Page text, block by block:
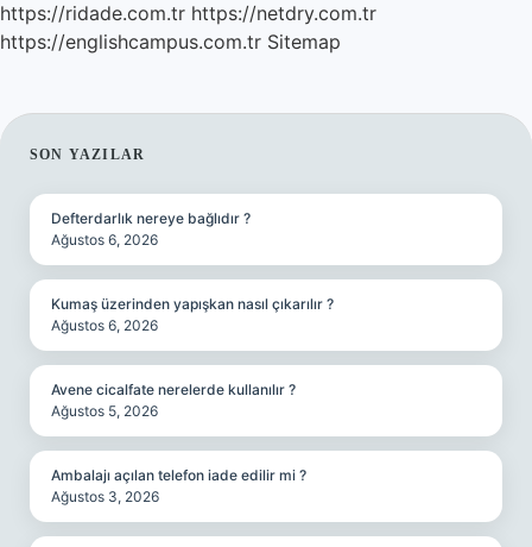
https://ridade.com.tr https://netdry.com.tr
https://englishcampus.com.tr Sitemap
SIDEBAR
SON YAZILAR
Defterdarlık nereye bağlıdır ?
Ağustos 6, 2026
Kumaş üzerinden yapışkan nasıl çıkarılır ?
Ağustos 6, 2026
Avene cicalfate nerelerde kullanılır ?
Ağustos 5, 2026
Ambalajı açılan telefon iade edilir mi ?
Ağustos 3, 2026